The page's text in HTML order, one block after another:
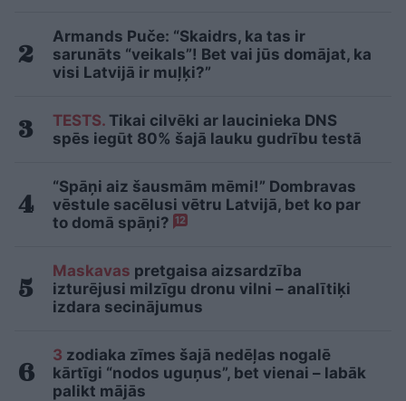
Armands Puče: “Skaidrs, ka tas ir
sarunāts “veikals”! Bet vai jūs domājat, ka
visi Latvijā ir muļķi?”
TESTS. Tikai cilvēki ar laucinieka DNS
spēs iegūt 80% šajā lauku gudrību testā
“Spāņi aiz šausmām mēmi!” Dombravas
vēstule sacēlusi vētru Latvijā, bet ko par
to domā spāņi? 12
Maskavas pretgaisa aizsardzība
izturējusi milzīgu dronu vilni – analītiķi
izdara secinājumus
3 zodiaka zīmes šajā nedēļas nogalē
kārtīgi “nodos uguņus”, bet vienai – labāk
palikt mājās